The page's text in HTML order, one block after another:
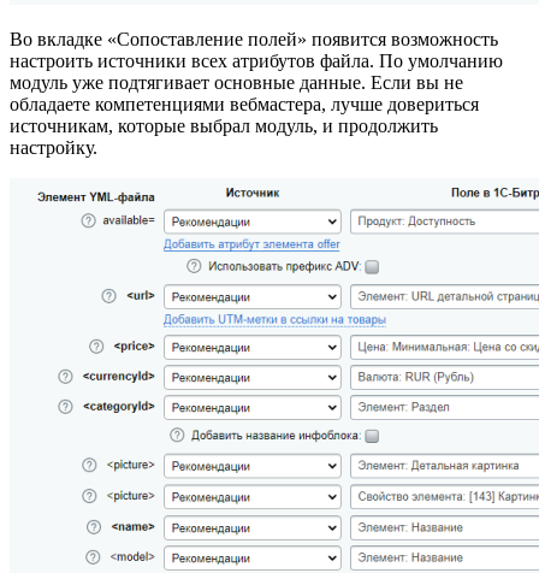
Во вкладке «Сопоставление полей» появится возможность
настроить источники всех атрибутов файла. По умолчанию
модуль уже подтягивает основные данные. Если вы не
обладаете компетенциями вебмастера, лучше довериться
источникам, которые выбрал модуль, и продолжить
настройку.